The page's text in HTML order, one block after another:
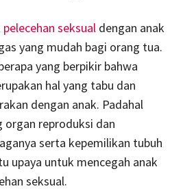
pelecehan seksual dengan anak
yang mudah bagi orang tua.
yang berpikir bahwa
hal yang tabu dan
dengan anak. Padahal
reproduksi dan
serta kepemilikan tubuh
upaya untuk mencegah anak
seksual.